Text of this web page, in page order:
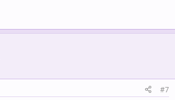
#7